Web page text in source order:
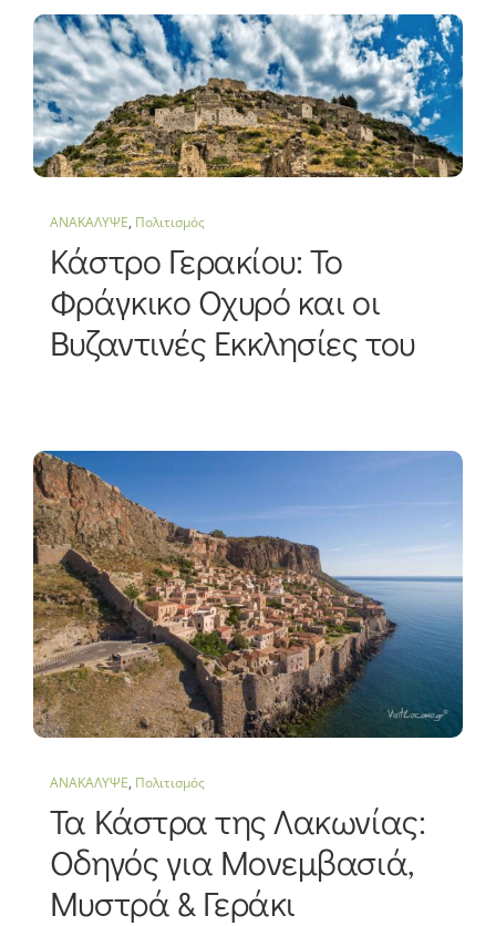
ΑΝΑΚΑΛΥΨΕ, Πολιτισμός
Κάστρο Γερακίου: Το
Φράγκικο Οχυρό και οι
Βυζαντινές Εκκλησίες του
ΑΝΑΚΑΛΥΨΕ, Πολιτισμός
Τα Κάστρα της Λακωνίας:
Οδηγός για Μονεμβασιά,
Μυστρά & Γεράκι